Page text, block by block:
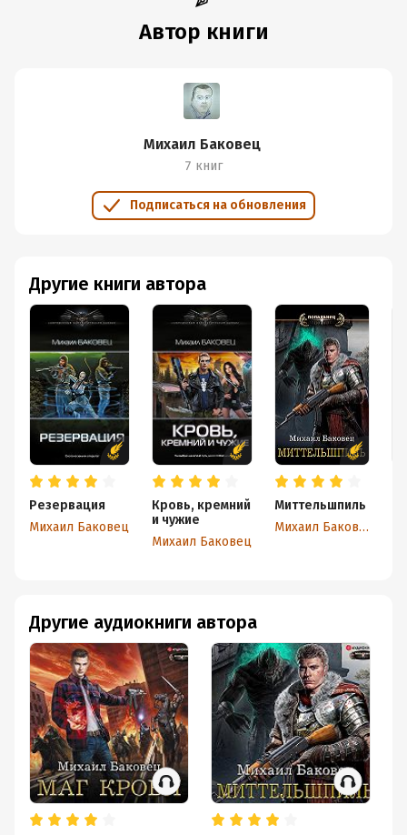
Автор книги
Михаил Баковец
7 книг
Подписаться на обновления
Другие книги автора
Резервация
Михаил Баковец
Кровь, кремний
и чужие
Михаил Баковец
Миттельшпиль
Михаил Баковец
Другие аудиокниги автора